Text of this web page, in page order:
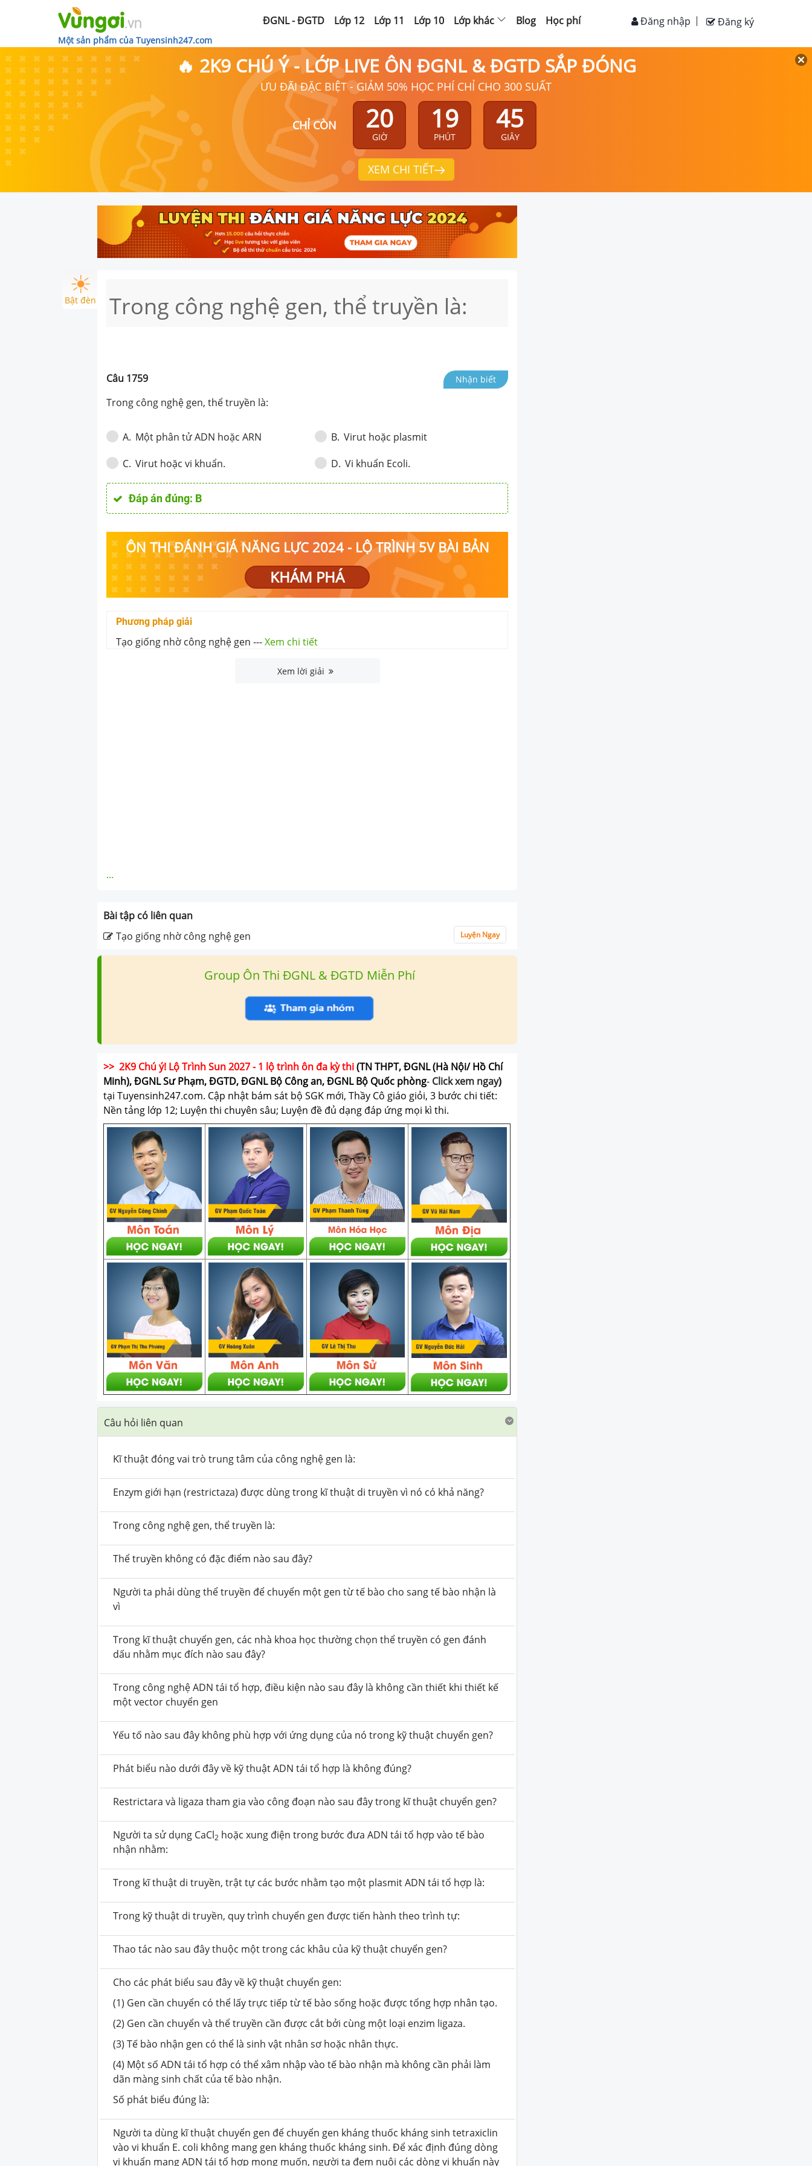
Một sản phẩm của Tuyensinh247.com
ĐGNL - ĐGTD Lớp 12 Lớp 11 Lớp 10 Lớp khác Blog Học phí Đăng ký
Đăng nhập
🔥 2K9 CHÚ Ý - LỚP LIVE ÔN ĐGNL & ĐGTD SẮP ĐÓNG
ƯU ĐÃI ĐẶC BIỆT - GIẢM 50% HỌC PHÍ CHỈ CHO 300 SUẤT
CHỈ CÒN 20
GIỜ
19
PHÚT
44
GIÂY
XEM CHI TIẾT
Bật đèn Trong công nghệ gen, thể truyền là:
Câu 1759 Nhận biết
Trong công nghệ gen, thể truyền là:
A. Một phân tử ADN hoặc ARN B. Virut hoặc plasmit
C. Virut hoặc vi khuẩn. D. Vi khuẩn Ecoli.
Đáp án đúng: B
ÔN THI ĐÁNH GIÁ NĂNG LỰC 2024 - LỘ TRÌNH 5V BÀI BẢN
KHÁM PHÁ
Phương pháp giải
Tạo giống nhờ công nghệ gen ---Xem chi tiết
Xem lời giải
...
Bài tập có liên quan
Tạo giống nhờ công nghệ gen
Luyện Ngay
Group Ôn Thi ĐGNL & ĐGTD Miễn Phí
>> 2K9 Chú ý! Lộ Trình Sun 2027 - 1 lộ trình ôn đa kỳ thi(TN THPT, ĐGNL (Hà Nội/ Hồ Chí
Minh), ĐGNL Sư Phạm, ĐGTD, ĐGNL Bộ Công an, ĐGNL Bộ Quốc phòng- Click xem ngay)
tại Tuyensinh247.com. Cập nhật bám sát bộ SGK mới, Thầy Cô giáo giỏi, 3 bước chi tiết:
Nền tảng lớp 12; Luyện thi chuyên sâu; Luyện đề đủ dạng đáp ứng mọi kì thi.
Câu hỏi liên quan
Kĩ thuật đóng vai trò trung tâm của công nghệ gen là:
Enzym giới hạn (restrictaza) được dùng trong kĩ thuật di truyền vì nó có khả năng?
Trong công nghệ gen, thể truyền là:
Thể truyền không có đặc điểm nào sau đây?
Người ta phải dùng thể truyền để chuyển một gen từ tế bào cho sang tế bào nhận là
vì
Trong kĩ thuật chuyển gen, các nhà khoa học thường chọn thể truyền có gen đánh
dấu nhằm mục đích nào sau đây?
Trong công nghệ ADN tái tổ hợp, điều kiện nào sau đây là không cần thiết khi thiết kế
một vector chuyển gen
Yếu tố nào sau đây không phù hợp với ứng dụng của nó trong kỹ thuật chuyển gen?
Phát biểu nào dưới đây về kỹ thuật ADN tái tổ hợp là không đúng?
Restrictara và ligaza tham gia vào công đoạn nào sau đây trong kĩ thuật chuyển gen?
Người ta sử dụng CaCl2 hoặc xung điện trong bước đưa ADN tái tổ hợp vào tế bào
nhận nhằm:
Trong kĩ thuật di truyền, trật tự các bước nhằm tạo một plasmit ADN tái tổ hợp là:
Trong kỹ thuật di truyền, quy trình chuyển gen được tiến hành theo trình tự:
Thao tác nào sau đây thuộc một trong các khâu của kỹ thuật chuyển gen?
Cho các phát biểu sau đây về kỹ thuật chuyển gen:
(1) Gen cần chuyển có thể lấy trực tiếp từ tế bào sống hoặc được tổng hợp nhân tạo.
(2) Gen cần chuyển và thể truyền cần được cắt bởi cùng một loại enzim ligaza.
(3) Tế bào nhận gen có thể là sinh vật nhân sơ hoặc nhân thực.
(4) Một số ADN tái tổ hợp có thể xâm nhập vào tế bào nhận mà không cần phải làm
dãn màng sinh chất của tế bào nhận.
Số phát biểu đúng là:
Người ta dùng kĩ thuật chuyển gen để chuyển gen kháng thuốc kháng sinh tetraxiclin
vào vi khuẩn E. coli không mang gen kháng thuốc kháng sinh. Để xác định đúng dòng
vi khuẩn mang ADN tái tổ hợp mong muốn, người ta đem nuôi các dòng vi khuẩn này